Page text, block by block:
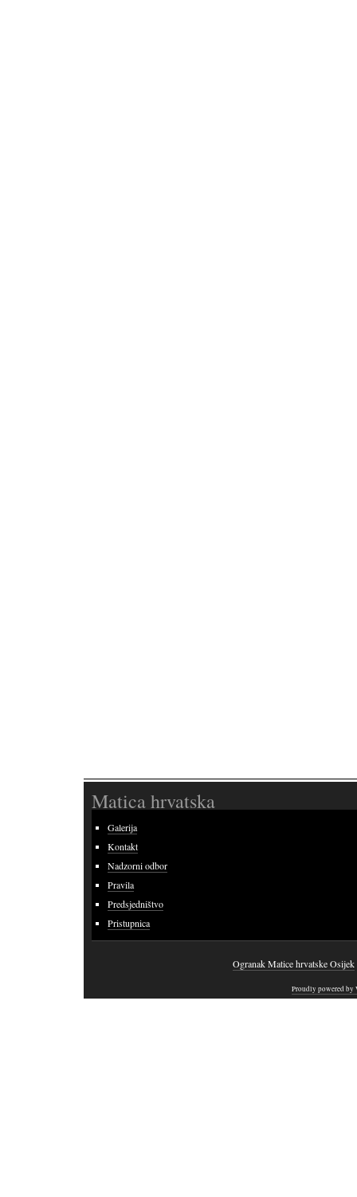
Matica hrvatska
Galerija
Kontakt
Nadzorni odbor
Pravila
Predsjedništvo
Pristupnica
Ogranak Matice hrvatske Osijek
Proudly powered by